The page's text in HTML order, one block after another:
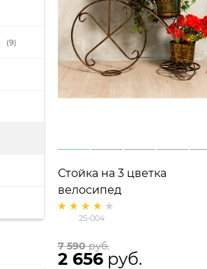
(9)
Стойка на 3 цветка
велосипед
25-004
7 590 руб.
2 656 руб.